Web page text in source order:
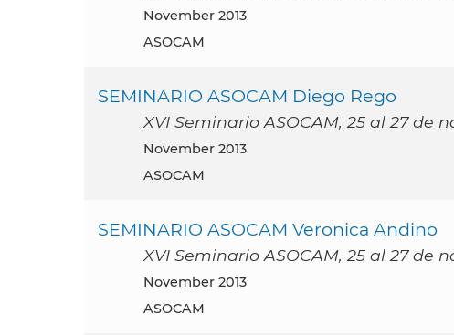
November 2013
ASOCAM
SEMINARIO ASOCAM Diego Rego
XVI Seminario ASOCAM, 25 al 27 de
November 2013
ASOCAM
SEMINARIO ASOCAM Veronica Andino
XVI Seminario ASOCAM, 25 al 27 de
November 2013
ASOCAM